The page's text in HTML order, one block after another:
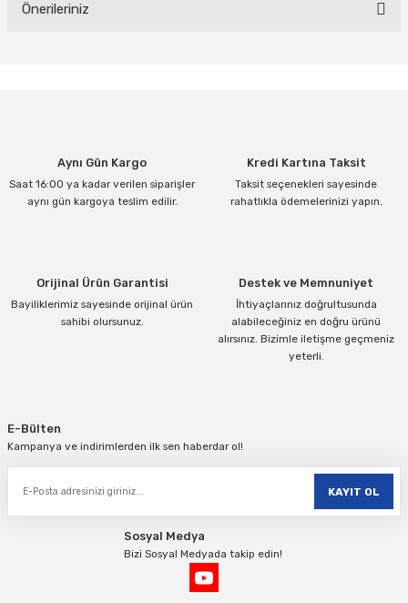
Önerileriniz
Ürün açıklamasında eksik bilgiler bulunuyor.
Ürün bilgilerinde hatalar bulunuyor.
Aynı Gün Kargo
Saat 16:00 ya kadar verilen siparişler
aynı gün kargoya teslim edilir.
Kredi Kartına Taksit
Taksit seçenekleri sayesinde
rahatlıkla ödemelerinizi yapın.
Orijinal Ürün Garantisi
Bayiliklerimiz sayesinde orijinal ürün
sahibi olursunuz.
Destek ve Memnuniyet
İhtiyaçlarınız doğrultusunda
alabileceğiniz en doğru ürünü
alırsınız. Bizimle iletişme geçmeniz
yeterli.
E-Bülten
Kampanya ve indirimlerden ilk sen haberdar ol!
KAYIT OL
Sosyal Medya
Bizi Sosyal Medyada takip edin!